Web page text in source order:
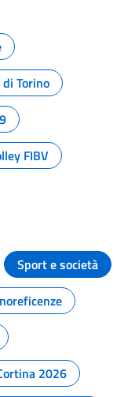
di Torino
FIBV
Sport e società
2026